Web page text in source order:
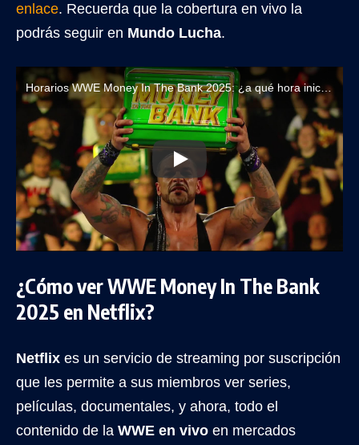
enlace. Recuerda que la cobertura en vivo la
podrás seguir en Mundo Lucha.
Horarios WWE Money In The Bank 2025: ¿a qué hora inicia el evento en Latinoamérica?
¿Cómo ver WWE Money In The Bank
2025 en Netflix?
Netflix es un servicio de streaming por suscripción
que les permite a sus miembros ver series,
películas, documentales, y ahora, todo el
contenido de la WWE en vivo en mercados